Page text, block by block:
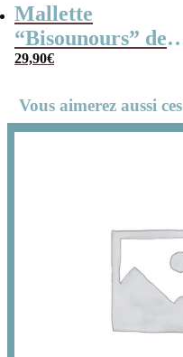
Mallette
“Bisounours” des
années 80 remplie
29,90€
Vous aimerez aussi ces